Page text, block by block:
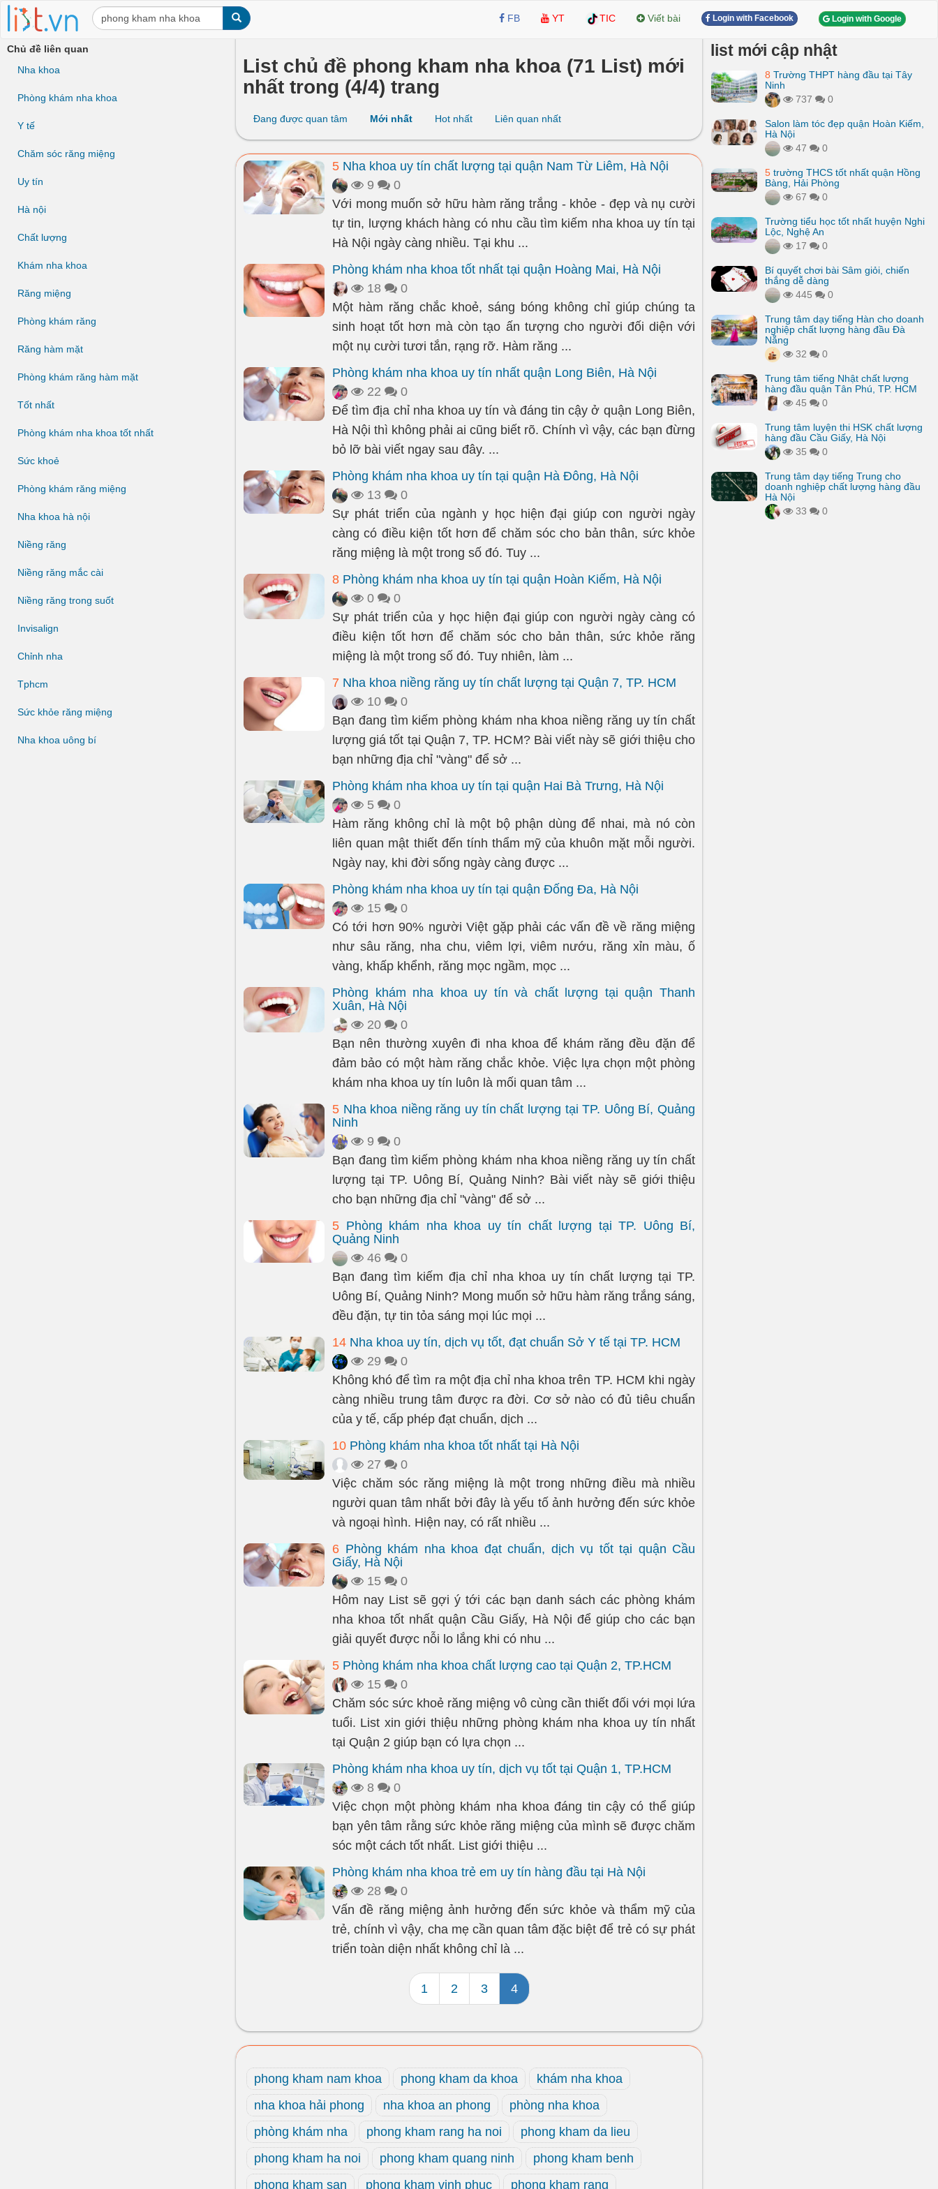
FB YT TIC Viết bài Login with Facebook Login with Google
Chủ đề liên quan
Nha khoa
Phòng khám nha khoa
Y tế
Chăm sóc răng miệng
Uy tín
Hà nội
Chất lượng
Khám nha khoa
Răng miệng
Phòng khám răng
Răng hàm mặt
Phòng khám răng hàm mặt
Tốt nhất
Phòng khám nha khoa tốt nhất
Sức khoẻ
Phòng khám răng miệng
Nha khoa hà nội
Niềng răng
Niềng răng mắc cài
Niềng răng trong suốt
Invisalign
Chỉnh nha
Tphcm
Sức khỏe răng miệng
Nha khoa uông bí
List chủ đề phong kham nha khoa (71 List) mới
nhất trong (4/4) trang
Đang được quan tâm Mới nhất Hot nhất Liên quan nhất
5 Nha khoa uy tín chất lượng tại quận Nam Từ Liêm, Hà Nội
9
0
Với mong muốn sở hữu hàm răng trắng - khỏe - đẹp và nụ cười
tự tin, lượng khách hàng có nhu cầu tìm kiếm nha khoa uy tín tại
Hà Nội ngày càng nhiều. Tại khu ...
Phòng khám nha khoa tốt nhất tại quận Hoàng Mai, Hà Nội
18
0
Một hàm răng chắc khoẻ, sáng bóng không chỉ giúp chúng ta
sinh hoạt tốt hơn mà còn tạo ấn tượng cho người đối diện với
một nụ cười tươi tắn, rạng rỡ. Hàm răng ...
Phòng khám nha khoa uy tín nhất quận Long Biên, Hà Nội
22
0
Để tìm địa chỉ nha khoa uy tín và đáng tin cậy ở quận Long Biên,
Hà Nội thì không phải ai cũng biết rõ. Chính vì vậy, các bạn đừng
bỏ lỡ bài viết ngay sau đây. ...
Phòng khám nha khoa uy tín tại quận Hà Đông, Hà Nội
13
0
Sự phát triển của ngành y học hiện đại giúp con người ngày
càng có điều kiện tốt hơn để chăm sóc cho bản thân, sức khỏe
răng miệng là một trong số đó. Tuy ...
8 Phòng khám nha khoa uy tín tại quận Hoàn Kiếm, Hà Nội
0
0
Sự phát triển của y học hiện đại giúp con người ngày càng có
điều kiện tốt hơn để chăm sóc cho bản thân, sức khỏe răng
miệng là một trong số đó. Tuy nhiên, làm ...
7 Nha khoa niềng răng uy tín chất lượng tại Quận 7, TP. HCM
10
0
Bạn đang tìm kiếm phòng khám nha khoa niềng răng uy tín chất
lượng giá tốt tại Quận 7, TP. HCM? Bài viết này sẽ giới thiệu cho
bạn những địa chỉ "vàng" để sở ...
Phòng khám nha khoa uy tín tại quận Hai Bà Trưng, Hà Nội
5
0
Hàm răng không chỉ là một bộ phận dùng để nhai, mà nó còn
liên quan mật thiết đến tính thẩm mỹ của khuôn mặt mỗi người.
Ngày nay, khi đời sống ngày càng được ...
Phòng khám nha khoa uy tín tại quận Đống Đa, Hà Nội
15
0
Có tới hơn 90% người Việt gặp phải các vấn đề về răng miệng
như sâu răng, nha chu, viêm lợi, viêm nướu, răng xỉn màu, ố
vàng, khấp khểnh, răng mọc ngầm, mọc ...
Phòng khám nha khoa uy tín và chất lượng tại quận Thanh
Xuân, Hà Nội
20
0
Bạn nên thường xuyên đi nha khoa để khám răng đều đặn để
đảm bảo có một hàm răng chắc khỏe. Việc lựa chọn một phòng
khám nha khoa uy tín luôn là mối quan tâm ...
5 Nha khoa niềng răng uy tín chất lượng tại TP. Uông Bí, Quảng
Ninh
9
0
Bạn đang tìm kiếm phòng khám nha khoa niềng răng uy tín chất
lượng tại TP. Uông Bí, Quảng Ninh? Bài viết này sẽ giới thiệu
cho bạn những địa chỉ "vàng" để sở ...
5 Phòng khám nha khoa uy tín chất lượng tại TP. Uông Bí,
Quảng Ninh
46
0
Bạn đang tìm kiếm địa chỉ nha khoa uy tín chất lượng tại TP.
Uông Bí, Quảng Ninh? Mong muốn sở hữu hàm răng trắng sáng,
đều đặn, tự tin tỏa sáng mọi lúc mọi ...
14 Nha khoa uy tín, dịch vụ tốt, đạt chuẩn Sở Y tế tại TP. HCM
29
0
Không khó để tìm ra một địa chỉ nha khoa trên TP. HCM khi ngày
càng nhiều trung tâm được ra đời. Cơ sở nào có đủ tiêu chuẩn
của y tế, cấp phép đạt chuẩn, dịch ...
10 Phòng khám nha khoa tốt nhất tại Hà Nội
27
0
Việc chăm sóc răng miệng là một trong những điều mà nhiều
người quan tâm nhất bởi đây là yếu tố ảnh hưởng đến sức khỏe
và ngoại hình. Hiện nay, có rất nhiều ...
6 Phòng khám nha khoa đạt chuẩn, dịch vụ tốt tại quận Cầu
Giấy, Hà Nội
15
0
Hôm nay List sẽ gợi ý tới các bạn danh sách các phòng khám
nha khoa tốt nhất quận Cầu Giấy, Hà Nội để giúp cho các bạn
giải quyết được nỗi lo lắng khi có nhu ...
5 Phòng khám nha khoa chất lượng cao tại Quận 2, TP.HCM
15
0
Chăm sóc sức khoẻ răng miệng vô cùng cần thiết đối với mọi lứa
tuổi. List xin giới thiệu những phòng khám nha khoa uy tín nhất
tại Quận 2 giúp bạn có lựa chọn ...
Phòng khám nha khoa uy tín, dịch vụ tốt tại Quận 1, TP.HCM
8
0
Việc chọn một phòng khám nha khoa đáng tin cậy có thể giúp
bạn yên tâm rằng sức khỏe răng miệng của mình sẽ được chăm
sóc một cách tốt nhất. List giới thiệu ...
Phòng khám nha khoa trẻ em uy tín hàng đầu tại Hà Nội
28
0
Vấn đề răng miệng ảnh hưởng đến sức khỏe và thẩm mỹ của
trẻ, chính vì vậy, cha mẹ cần quan tâm đặc biệt để trẻ có sự phát
triển toàn diện nhất không chỉ là ...
1 2 3 4
phong kham nam khoa phong kham da khoa
khám nha khoa
nha khoa hải phong
nha khoa an phong
phòng nha khoa
phòng khám nha
phong kham rang ha noi
phong kham da lieu
phong kham ha noi
phong kham quang ninh
phong kham benh
phong kham san
phong kham vinh phuc phong kham rang
list mới cập nhật
8 Trường THPT hàng đầu tại Tây
Ninh
737
0
Salon làm tóc đẹp quận Hoàn Kiếm,
Hà Nội
47
0
5 trường THCS tốt nhất quận Hồng
Bàng, Hải Phòng
67
0
Trường tiểu học tốt nhất huyện Nghi
Lộc, Nghệ An
17
0
Bí quyết chơi bài Sâm giỏi, chiến
thắng dễ dàng
445
0
Trung tâm dạy tiếng Hàn cho doanh
nghiệp chất lượng hàng đầu Đà
Nẵng
32
0
Trung tâm tiếng Nhật chất lượng
hàng đầu quận Tân Phú, TP. HCM
45
0
Trung tâm luyện thi HSK chất lượng
hàng đầu Cầu Giấy, Hà Nội
35
0
Trung tâm dạy tiếng Trung cho
doanh nghiệp chất lượng hàng đầu
Hà Nội
33
0